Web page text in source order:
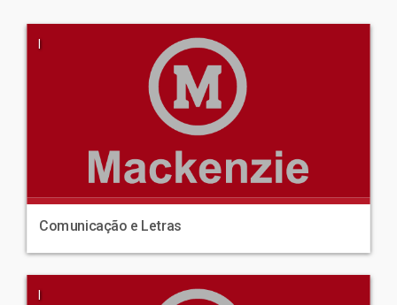
|
Comunicação e Letras
|